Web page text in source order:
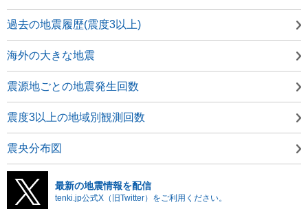
過去の地震履歴(震度3以上)
海外の大きな地震
震源地ごとの地震発生回数
震度3以上の地域別観測回数
震央分布図
最新の地震情報を配信
tenki.jp公式X（旧Twitter）をご利用ください。